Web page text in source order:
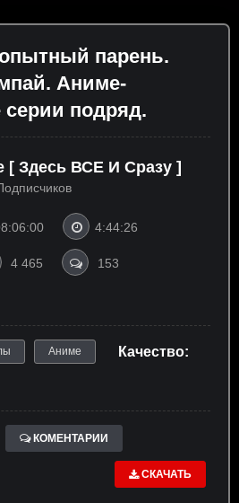
парень.
Аниме-
подряд.
[ Здесь ВСЕ И Сразу ]
4:44:26
4 465 153
Аниме Качество:
КОМЕНТАРИИ
СКАЧАТЬ